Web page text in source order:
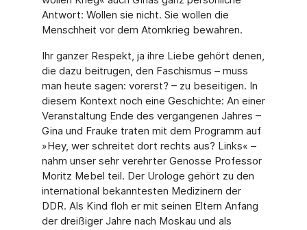
Antwort: Wollen sie nicht. Sie wollen die
Menschheit vor dem Atomkrieg bewahren.
Ihr ganzer Respekt, ja ihre Liebe gehört denen,
die dazu beitrugen, den Faschismus – muss
man heute sagen: vorerst? – zu beseitigen. In
diesem Kontext noch eine Geschichte: An einer
Veranstaltung Ende des vergangenen Jahres –
Gina und Frauke traten mit dem Programm auf
»Hey, wer schreitet dort rechts aus? Links« –
nahm unser sehr verehrter Genosse Professor
Moritz Mebel teil. Der Urologe gehört zu den
international bekanntes­ten Medizinern der
DDR. Als Kind floh er mit seinen Eltern Anfang
der dreißiger Jahre nach Moskau und als